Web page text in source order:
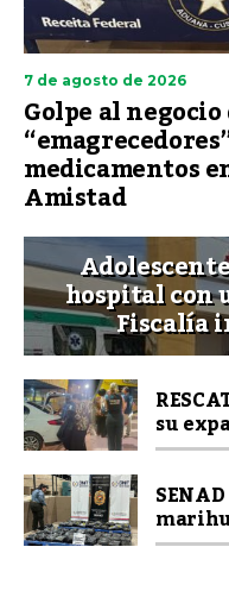
7 de agosto de 2026
Golpe al negocio
medicamentos
Amistad
hospital con
Fiscalía
su